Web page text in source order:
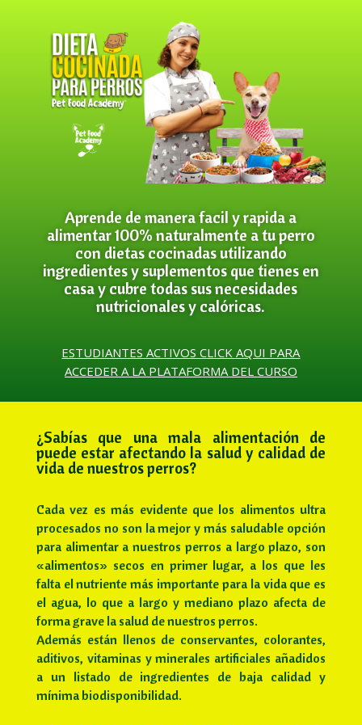
Aprende de manera facil y rapida a
alimentar 100% naturalmente a tu perro
con dietas cocinadas utilizando
ingredientes y suplementos que tienes en
casa y cubre todas sus necesidades
nutricionales y calóricas.
ESTUDIANTES ACTIVOS CLICK AQUI PARA
ACCEDER A LA PLATAFORMA DEL CURSO
¿Sabías que una mala alimentación de
puede estar afectando la salud y calidad de
vida de nuestros perros?
Cadavez es más evidente que los alimentos ultra
procesados no son la mejor y más saludable opción
para alimentar a nuestros perros a largo plazo, son
«alimentos» secos en primer lugar, a los que les
falta el nutriente más importante para la vida que es
el agua, lo que a largo y mediano plazo afecta de
forma grave la salud de nuestros perros.
Además están llenos de conservantes, colorantes,
aditivos, vitaminas y minerales artificiales añadidos
a un listado de ingredientes de baja calidad y
mínima biodisponibilidad.